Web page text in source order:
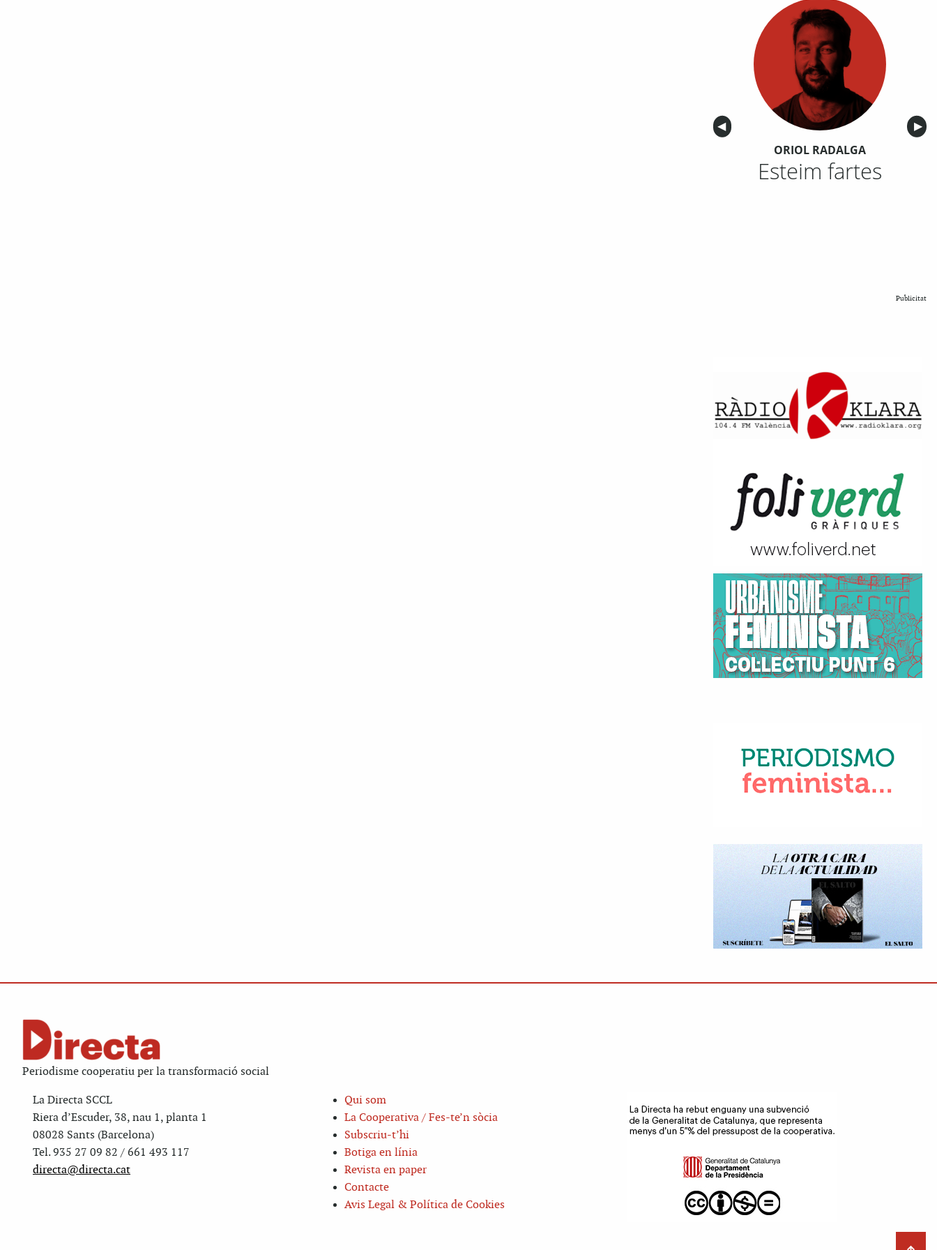
Anterior
◀︎ ▶︎
ORIOL RADALGA
Esteim fartes
Publicitat
Periodisme cooperatiu per la transformació social
La Directa SCCL
Riera d’Escuder, 38, nau 1, planta 1
08028 Sants (Barcelona)
Tel. 935 27 09 82 / 661 493 117
directa@directa.cat
Qui som
La Cooperativa / Fes-te’n sòcia
Subscriu-t’hi
Botiga en línia
Revista en paper
Contacte
Avis Legal & Política de Cookies